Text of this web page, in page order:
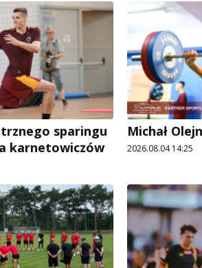
sparingu
karnetowiczów
Michał
2026.08.04 14:25